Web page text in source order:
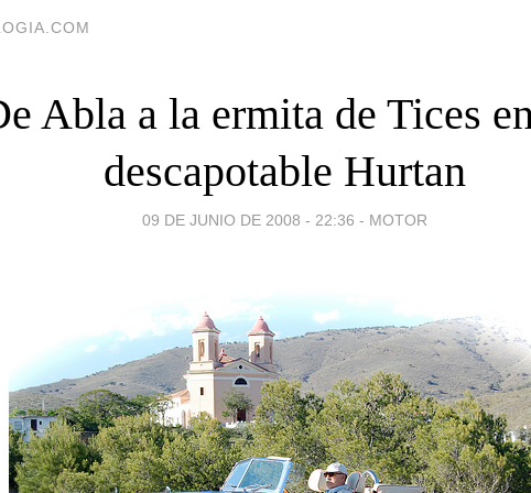
Abla a la ermita de Tices
descapotable Hurtan
09 DE JUNIO DE 2008 - 22:36 - MOTOR